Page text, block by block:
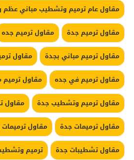
مقاول عام ترميم وتشطيب مباني
مقاول ترميم جدة
مقاول ترميم جده
مقاول ترميم مباني بجدة
مقاول
مقاول ترميم في جده
مقاول ترميم
مقاول ترميم وتشطيب جدة
مقاول
مقاول ترميمات جدة
مقاول
مقاول تشطيبات جدة
ترميم